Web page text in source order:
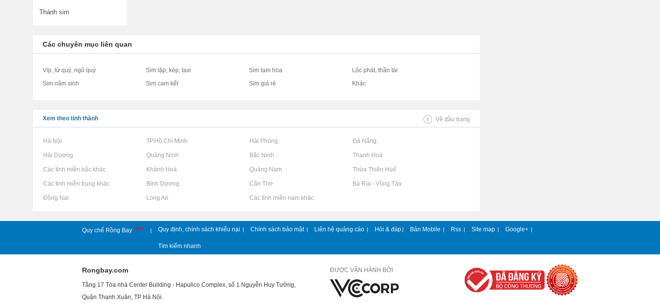
Thánh sim
Các chuyên mục liên quan
Vip, tứ quý, ngũ quý Sim lặp, kép, taxi Sim tam hoa
Lộc phát, thần tài
Sim năm sinh
Sim cam kết Sim giá rẻ Khác
Xem theo tỉnh thành Về đầu trang
Rao vặt tại Hà Nội Rao vặt tại TP.Hồ Chí Minh Rao vặt tại Hải Phòng Rao vặt tại Đà Nẵng
Rao vặt tại Hải Dương Rao vặt tại Quảng Ninh Rao vặt tại Bắc Ninh Rao vặt tại Thanh Hoá
Rao vặt tại Các tỉnh miền bắc khác Rao vặt tại Khánh Hoà Rao vặt tại Quảng Nam Rao vặt tại Thừa Thiên Huế
Rao vặt tại Các tỉnh miền trung khác Rao vặt tại Bình Dương Rao vặt tại Cần Thơ Rao vặt tại Bà Rịa - Vũng Tàu
Rao vặt tại Đồng Nai Rao vặt tại Long An Rao vặt tại Các tỉnh miền nam khác
Quy chế Rồng Bay New | Quy định, chính sách khiếu nại | Chính sách bảo mật | Liên hệ quảng cáo | Hỏi & đáp | Bản Mobile | Rss | Site map | Google+ |
Tìm kiếm nhanh
Rongbay.com
Tầng 17 Tòa nhà Center Building - Hapulico Complex, số 1 Nguyễn Huy Tưởng,
Quận Thanh Xuân, TP Hà Nội.
ĐƯỢC VẬN HÀNH BỞI